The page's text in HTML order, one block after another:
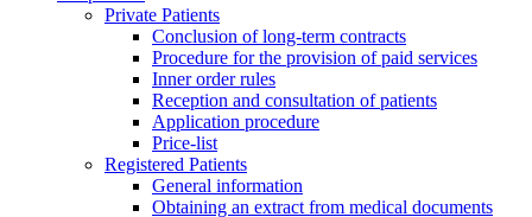
Private Patients
Conclusion of long-term contracts
Procedure for the provision of paid services
Inner order rules
Reception and consultation of patients
Application procedure
Price-list
Registered Patients
General information
Obtaining an extract from medical documents